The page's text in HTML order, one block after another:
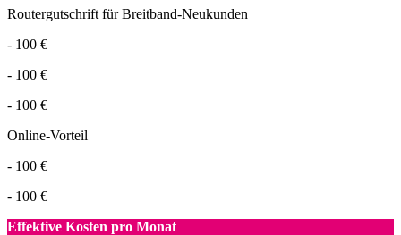
Routergutschrift für Breitband-Neukunden
- 100 €
- 100 €
- 100 €
Online-Vorteil
- 100 €
- 100 €
Effektive Kosten pro Monat